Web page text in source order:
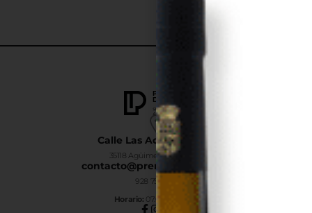
Calle Las Adelfas Nº6-B
35118 Agüimes, Las Palmas
contacto@premiumdrinks.es
928 754 363
Horario: 07:00h a 15:00h